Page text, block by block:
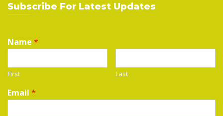
Subscribe For Latest Updates
Name *
First Last
Email *